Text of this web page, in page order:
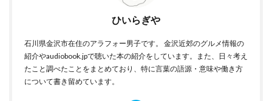
ひいらぎや
石川県金沢市在住のアラフォー男子です。 金沢近郊のグルメ情報の
紹介やaudiobook.jpで聴いた本の紹介をしています。また、日々考え
たこと調べたことをまとめており、特に言葉の語源・意味や働き方
について書き留めています。